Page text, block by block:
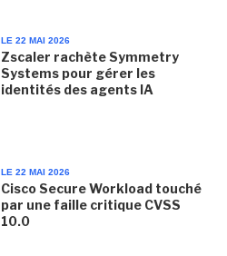
LE 22 MAI 2026
Zscaler rachète Symmetry
Systems pour gérer les
identités des agents IA
LE 22 MAI 2026
Cisco Secure Workload touché
par une faille critique CVSS
10.0